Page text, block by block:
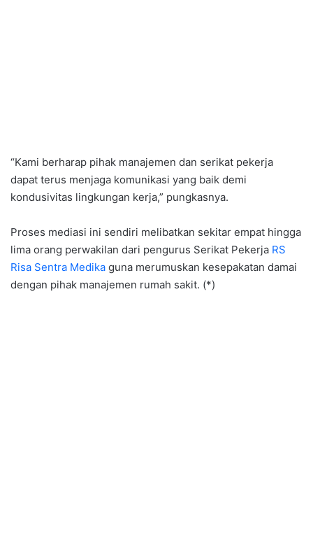
“Kami berharap pihak manajemen dan serikat pekerja
dapat terus menjaga komunikasi yang baik demi
kondusivitas lingkungan kerja,” pungkasnya.
Proses mediasi ini sendiri melibatkan sekitar empat hingga
lima orang perwakilan dari pengurus Serikat Pekerja RS
Risa Sentra Medika guna merumuskan kesepakatan damai
dengan pihak manajemen rumah sakit. (*)